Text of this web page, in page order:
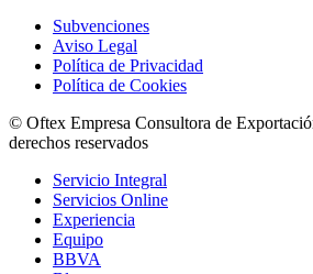
Subvenciones
Aviso Legal
Política de Privacidad
Política de Cookies
© Oftex Empresa Consultora de
derechos reservados
Servicio Integral
Servicios Online
Experiencia
Equipo
BBVA